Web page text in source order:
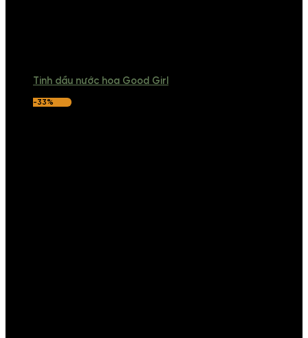
Tinh dầu nước hoa Good Girl
-33%